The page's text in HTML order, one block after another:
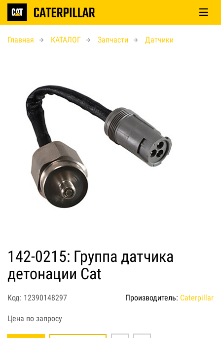
Главная КАТАЛОГ Запчасти Датчики
142-0215: Группа датчика
детонации Cat
Код: 12390148297 Производитель: Caterpillar
Цена по запросу